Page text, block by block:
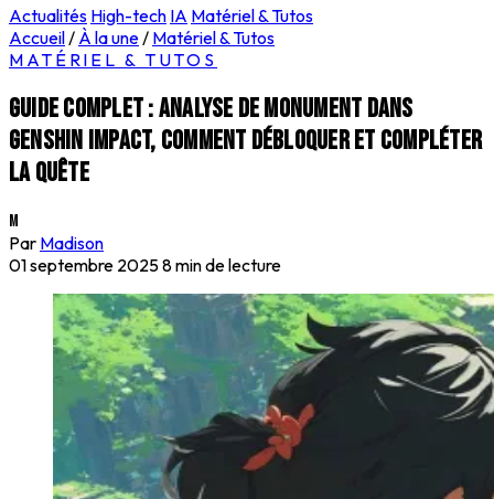
Actualités High-tech IA Matériel & Tutos
Accueil/ À la une/ Matériel & Tutos
MATÉRIEL & TUTOS
Guide complet : analyse de monument dans
Genshin Impact, comment débloquer et compléter
la quête
M
Par Madison
01 septembre 20258 min de lecture